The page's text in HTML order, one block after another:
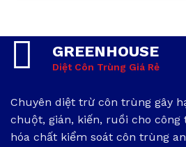
GREENHOUSE
Diệt Côn Trùng Giá Rẻ
Chuyên diệt trừ côn trùng gây
chuột, gián, kiến, ruồi cho công
hóa chất kiểm soát côn trùng